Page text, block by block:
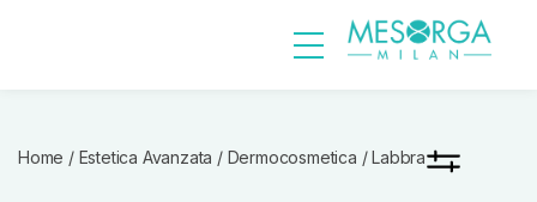
Home / Estetica Avanzata / Dermocosmetica / Labbra